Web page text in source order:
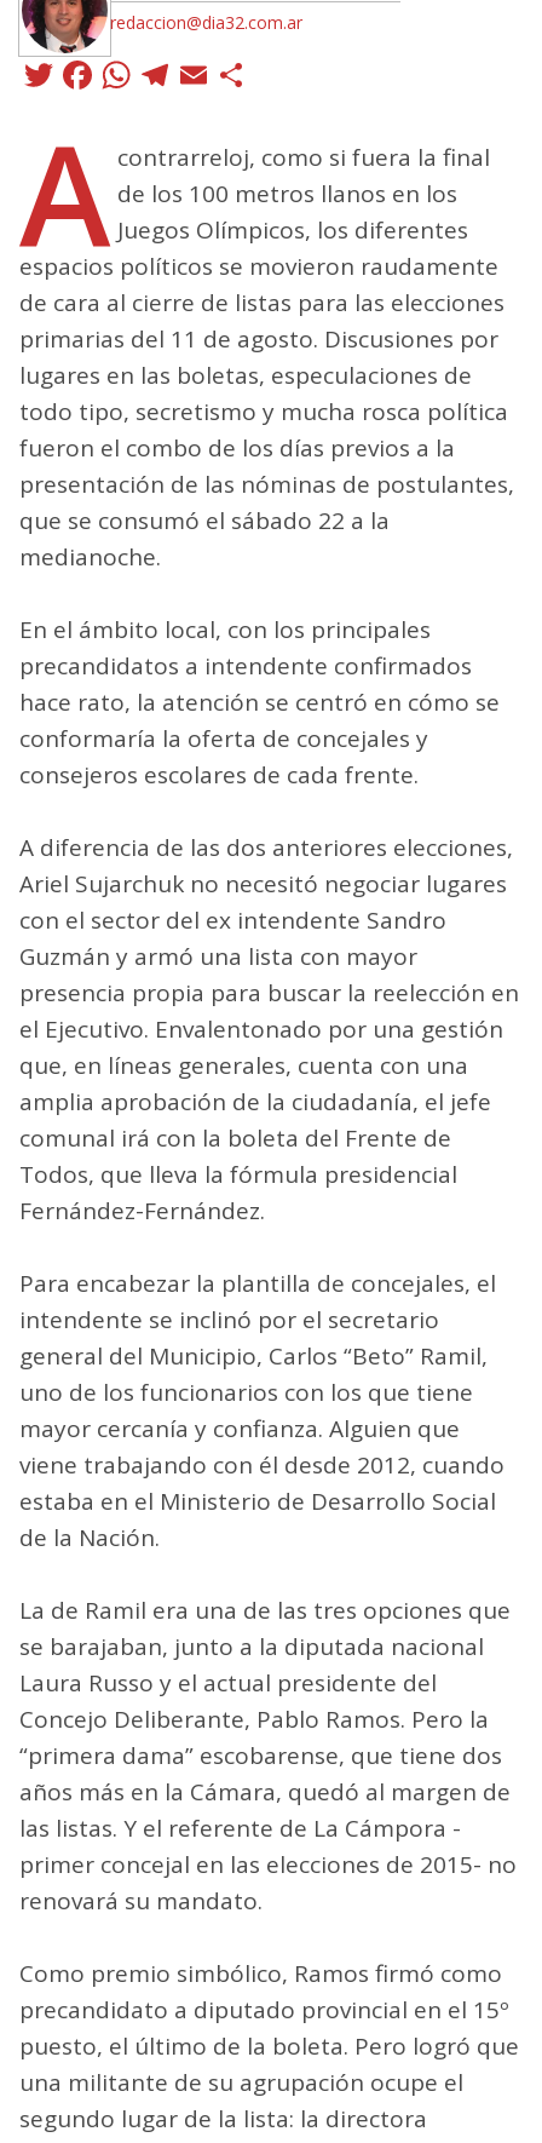
redaccion@dia32.com.ar
Twitter
Facebook
WhatsApp
Telegram
Email
A contrarreloj, como si fuera la final
de los 100 metros llanos en los
Juegos Olímpicos, los diferentes
espacios políticos se movieron raudamente
de cara al cierre de listas para las elecciones
primarias del 11 de agosto. Discusiones por
lugares en las boletas, especulaciones de
todo tipo, secretismo y mucha rosca política
fueron el combo de los días previos a la
presentación de las nóminas de postulantes,
que se consumó el sábado 22 a la
medianoche.
En el ámbito local, con los principales
precandidatos a intendente confirmados
hace rato, la atención se centró en cómo se
conformaría la oferta de concejales y
consejeros escolares de cada frente.
A diferencia de las dos anteriores elecciones,
Ariel Sujarchuk no necesitó negociar lugares
con el sector del ex intendente Sandro
Guzmán y armó una lista con mayor
presencia propia para buscar la reelección en
el Ejecutivo. Envalentonado por una gestión
que, en líneas generales, cuenta con una
amplia aprobación de la ciudadanía, el jefe
comunal irá con la boleta del Frente de
Todos, que lleva la fórmula presidencial
Fernández-Fernández.
Para encabezar la plantilla de concejales, el
intendente se inclinó por el secretario
general del Municipio, Carlos “Beto” Ramil,
uno de los funcionarios con los que tiene
mayor cercanía y confianza. Alguien que
viene trabajando con él desde 2012, cuando
estaba en el Ministerio de Desarrollo Social
de la Nación.
La de Ramil era una de las tres opciones que
se barajaban, junto a la diputada nacional
Laura Russo y el actual presidente del
Concejo Deliberante, Pablo Ramos. Pero la
“primera dama” escobarense, que tiene dos
años más en la Cámara, quedó al margen de
las listas. Y el referente de La Cámpora -
primer concejal en las elecciones de 2015- no
renovará su mandato.
Como premio simbólico, Ramos firmó como
precandidato a diputado provincial en el 15º
puesto, el último de la boleta. Pero logró que
una militante de su agrupación ocupe el
segundo lugar de la lista: la directora